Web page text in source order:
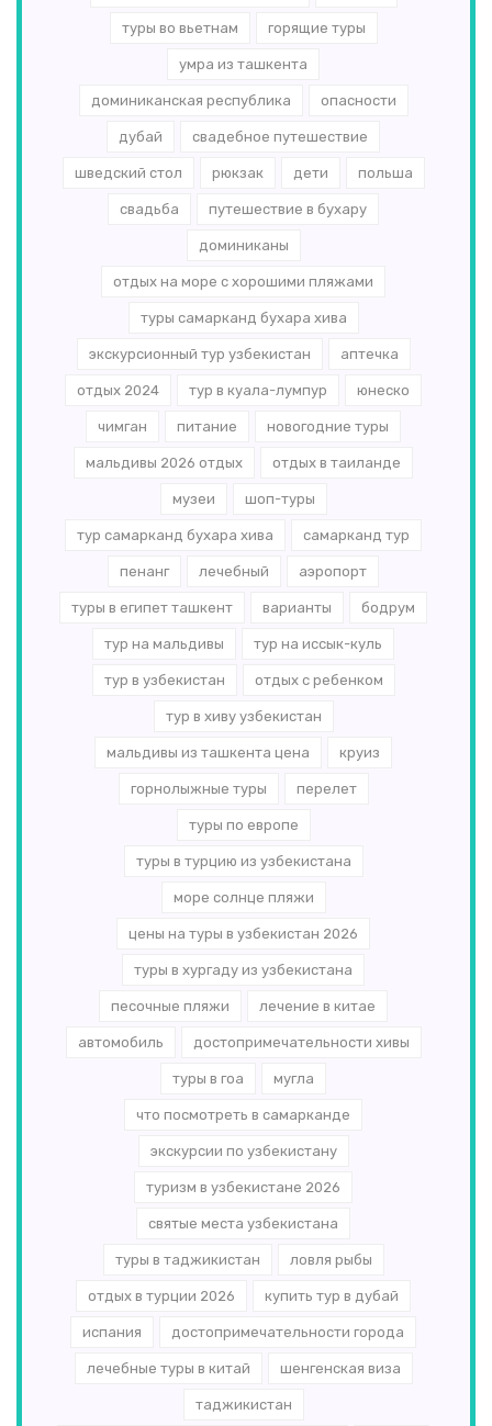
туры во вьетнам горящие туры
умра из ташкента
доминиканская республика опасности
дубай свадебное путешествие
шведский стол рюкзак дети польша
свадьба путешествие в бухару
доминиканы
отдых на море с хорошими пляжами
туры самарканд бухара хива
экскурсионный тур узбекистан аптечка
отдых 2024 тур в куала-лумпур юнеско
чимган питание новогодние туры
мальдивы 2026 отдых отдых в таиланде
музеи шоп-туры
тур самарканд бухара хива самарканд тур
пенанг лечебный аэропорт
туры в египет ташкент варианты бодрум
тур на мальдивы тур на иссык-куль
тур в узбекистан отдых с ребенком
тур в хиву узбекистан
мальдивы из ташкента цена круиз
горнолыжные туры перелет
туры по европе
туры в турцию из узбекистана
море солнце пляжи
цены на туры в узбекистан 2026
туры в хургаду из узбекистана
песочные пляжи лечение в китае
автомобиль достопримечательности хивы
туры в гоа мугла
что посмотреть в самарканде
экскурсии по узбекистану
туризм в узбекистане 2026
святые места узбекистана
туры в таджикистан ловля рыбы
отдых в турции 2026 купить тур в дубай
испания достопримечательности города
лечебные туры в китай шенгенская виза
таджикистан